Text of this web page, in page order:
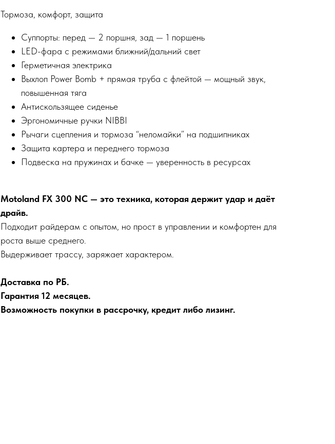
Тормоза, комфорт, защита
Суппорты: перед — 2 поршня, зад — 1 поршень
LED-фара с режимами ближний/дальний свет
Герметичная электрика
Выхлоп Power Bomb + прямая труба с флейтой — мощный звук,
повышенная тяга
Антискользящее сиденье
Эргономичные ручки NIBBI
Рычаги сцепления и тормоза “неломайки” на подшипниках
Защита картера и переднего тормоза
Подвеска на пружинах и бачке — уверенность в ресурсах
Motoland FX 300 NC — это техника, которая держит удар и даёт
драйв.
Подходит райдерам с опытом, но прост в управлении и комфортен для
роста выше среднего.
Выдерживает трассу, заряжает характером.
Доставка по РБ.
Гарантия 12 месяцев.
Возможность покупки в рассрочку, кредит либо лизинг.